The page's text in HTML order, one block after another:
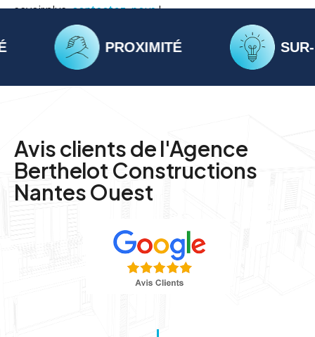
savoir plus,contactez-nous!
PROXIMITÉ SUR-
Avis clients de l'Agence
Berthelot Constructions
Nantes Ouest